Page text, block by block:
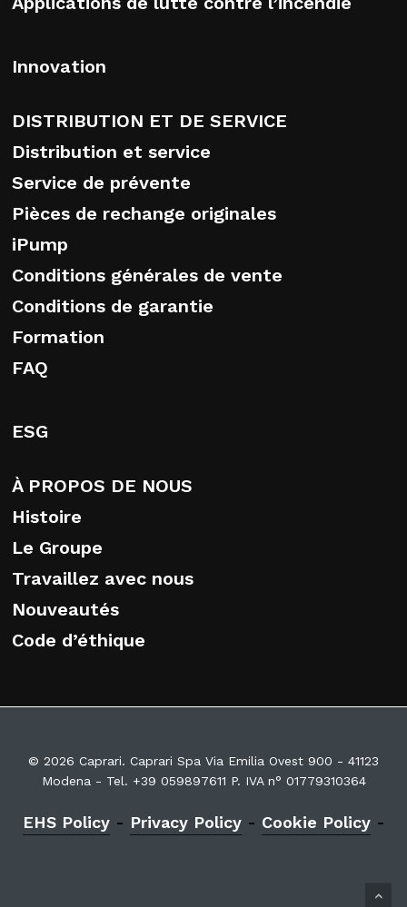
Innovation
DISTRIBUTION ET DE SERVICE
Distribution et service
Service de prévente
Pièces de rechange originales
iPump
Conditions générales de vente
Conditions de garantie
Formation
FAQ
ESG
À PROPOS DE NOUS
Histoire
Le Groupe
Travaillez avec nous
Nouveautés
Code d’éthique
© 2026 Caprari. Caprari Spa Via Emilia Ovest 900 - 41123
Modena - Tel. +39 059897611 P. IVA n° 01779310364
EHS Policy- Privacy Policy- Cookie Policy-